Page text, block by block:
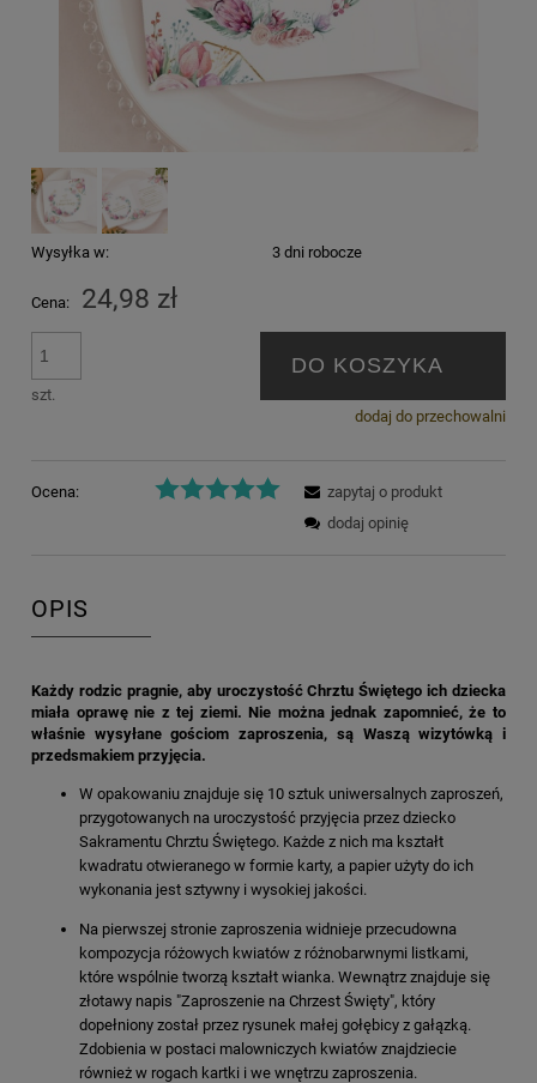
Wysyłka w: 3 dni robocze
Cena: 24,98 zł
szt.
DO KOSZYKA
dodaj do przechowalni
Ocena:
zapytaj o produkt
dodaj opinię
OPIS
Każdy rodzic pragnie, aby uroczystość Chrztu Świętego ich dziecka
miała oprawę nie z tej ziemi. Nie można jednak zapomnieć, że to
właśnie wysyłane gościom zaproszenia, są Waszą wizytówką i
przedsmakiem przyjęcia.
W opakowaniu znajduje się 10 sztuk uniwersalnych zaproszeń,
przygotowanych na uroczystość przyjęcia przez dziecko
Sakramentu Chrztu Świętego. Każde z nich ma kształt
kwadratu otwieranego w formie karty, a papier użyty do ich
wykonania jest sztywny i wysokiej jakości.
Na pierwszej stronie zaproszenia widnieje przecudowna
kompozycja różowych kwiatów z różnobarwnymi listkami,
które wspólnie tworzą kształt wianka. Wewnątrz znajduje się
złotawy napis "Zaproszenie na Chrzest Święty", który
dopełniony został przez rysunek małej gołębicy z gałązką.
Zdobienia w postaci malowniczych kwiatów znajdziecie
również w rogach kartki i we wnętrzu zaproszenia.